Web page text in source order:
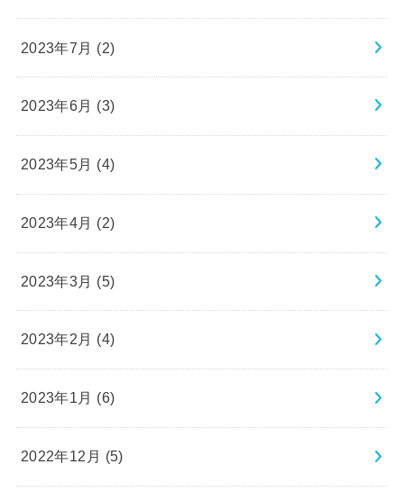
2023年7月 (2)
2023年6月 (3)
2023年5月 (4)
2023年4月 (2)
2023年3月 (5)
2023年2月 (4)
2023年1月 (6)
2022年12月 (5)